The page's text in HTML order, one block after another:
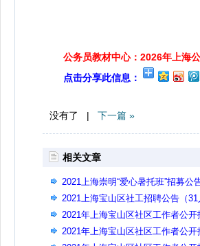
公务员教材中心：2026年上海
点击分享此信息：
没有了 | 下一篇 »
相关文章
2021上海崇明“爱心暑托班”招募公
2021上海宝山区社工招聘公告（31
2021年上海宝山区社区工作者公
2021年上海宝山区社区工作者公开